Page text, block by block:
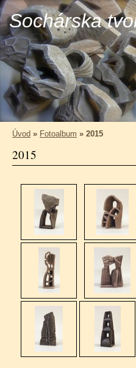
Sochárska
Úvod » Fotoalbum » 2015
2015